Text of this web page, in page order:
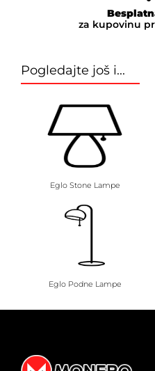
za kupovinu
Pogledajte još i...
Eglo Stone Lampe
Eglo Podne Lampe